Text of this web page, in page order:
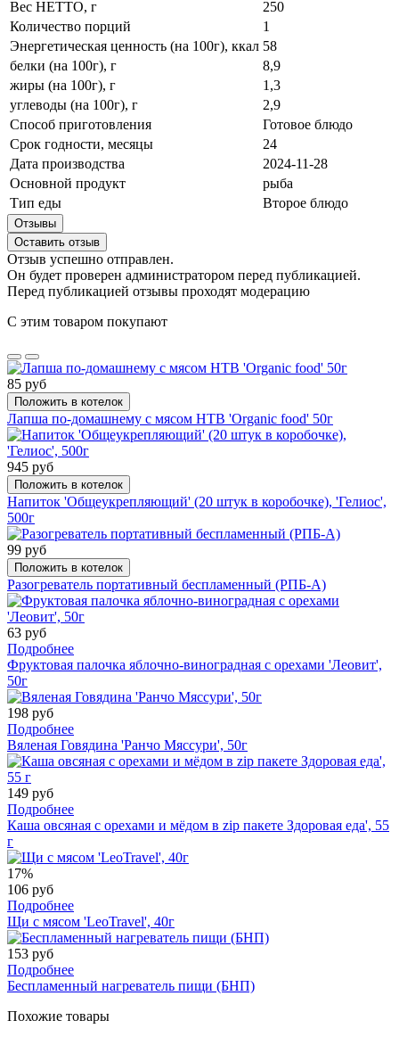
Вес НЕТТО, г
250
Количество порций
1
Энергетическая ценность (на 100г), ккал 58
белки (на 100г), г
8,9
жиры (на 100г), г
1,3
углеводы (на 100г), г
2,9
Способ приготовления
Готовое блюдо
Срок годности, месяцы
24
Дата производства
2024-11-28
Основной продукт
рыба
Тип еды
Второе блюдо
Отзывы
Оставить отзыв
Отзыв успешно отправлен.
Он будет проверен администратором перед публикацией.
Перед публикацией отзывы проходят модерацию
С этим товаром покупают
85 руб
Положить в котелок
Лапша по-домашнему с мясом НТВ 'Organic food' 50г
945 руб
Положить в котелок
Напиток 'Общеукрепляющий' (20 штук в коробочке), 'Гелиос',
500г
99 руб
Положить в котелок
Разогреватель портативный беспламенный (РПБ-А)
63 руб
Подробнее
Фруктовая палочка яблочно-виноградная с орехами 'Леовит',
50г
198 руб
Подробнее
Вяленая Говядина 'Ранчо Мяссури', 50г
149 руб
Подробнее
Каша овсяная с орехами и мёдом в zip пакете Здоровая еда', 55
г
17%
106 руб
Подробнее
Щи с мясом 'LeoTravel', 40г
153 руб
Подробнее
Беспламенный нагреватель пищи (БНП)
Похожие товары